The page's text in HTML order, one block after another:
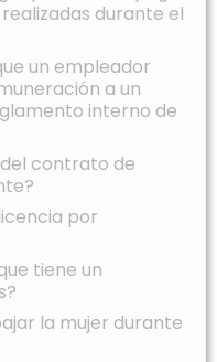
durante el
un empleador
a un
interno de
contrato de
por
tiene un
la mujer durante